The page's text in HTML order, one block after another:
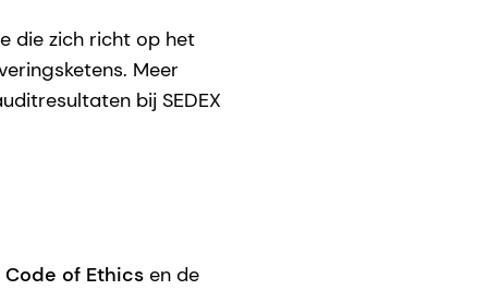
die zich richt op het
Meer
bij SEDEX
of Ethics en de